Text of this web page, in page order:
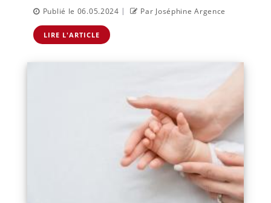
Publié le 06.05.2024 | Par Joséphine Argence
LIRE L'ARTICLE